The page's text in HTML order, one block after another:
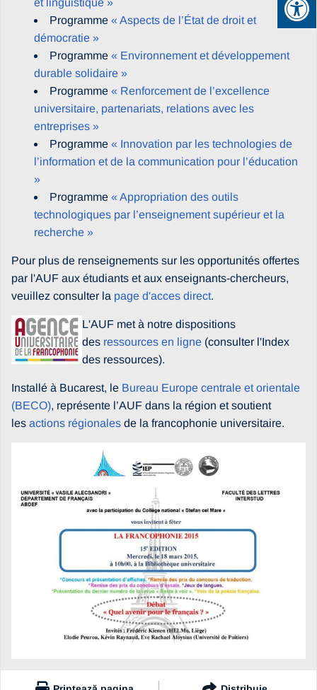
et linguistique »
Programme « Aspects de l’État de droit et
démocratie »
Programme « Environnement et développement
durable solidaire »
Programme « Renforcement de l’excellence
universitaire, partenariats, relations avec les
entreprises »
Programme « Innovation par les technologies de
l’information et de la communication pour l’éducation
»
Programme « Appropriation des outils
technologiques par l’enseignement supérieur et la
recherche »
Pour plus de renseignements sur les opportunités offertes
par l'AUF aux étudiants et aux enseignants-chercheurs,
veuillez consulter la page d'acces direct.
L'AUF met à notre dispositions
des ressources en ligne (consulter l'Index
des ressources).
Installé à Bucarest, le Bureau Europe centrale et orientale
(BECO), représente l’AUF dans la région et soutient
les actions régionales de la francophonie universitaire.